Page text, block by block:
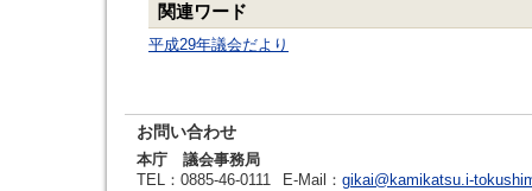
関連ワード
平成29年議会だより
お問い合わせ
本庁 議会事務局
TEL ：0885-46-0111 E-Mail ： gikai@kamikatsu.i-